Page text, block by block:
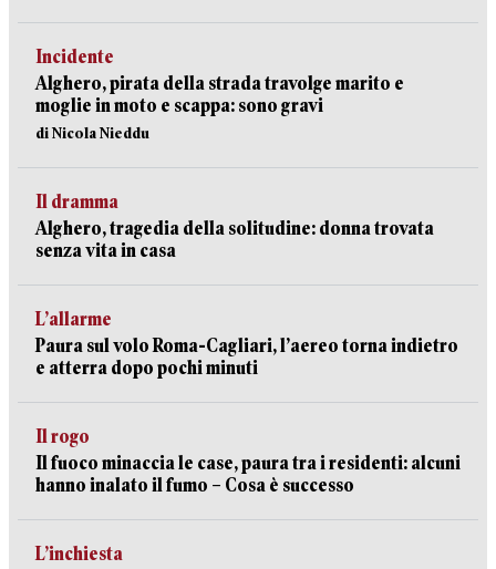
Incidente
Alghero, pirata della strada travolge marito e
moglie in moto e scappa: sono gravi
di Nicola Nieddu
Il dramma
Alghero, tragedia della solitudine: donna trovata
senza vita in casa
L’allarme
Paura sul volo Roma-Cagliari, l’aereo torna indietro
e atterra dopo pochi minuti
Il rogo
Il fuoco minaccia le case, paura tra i residenti: alcuni
hanno inalato il fumo – Cosa è successo
L’inchiesta